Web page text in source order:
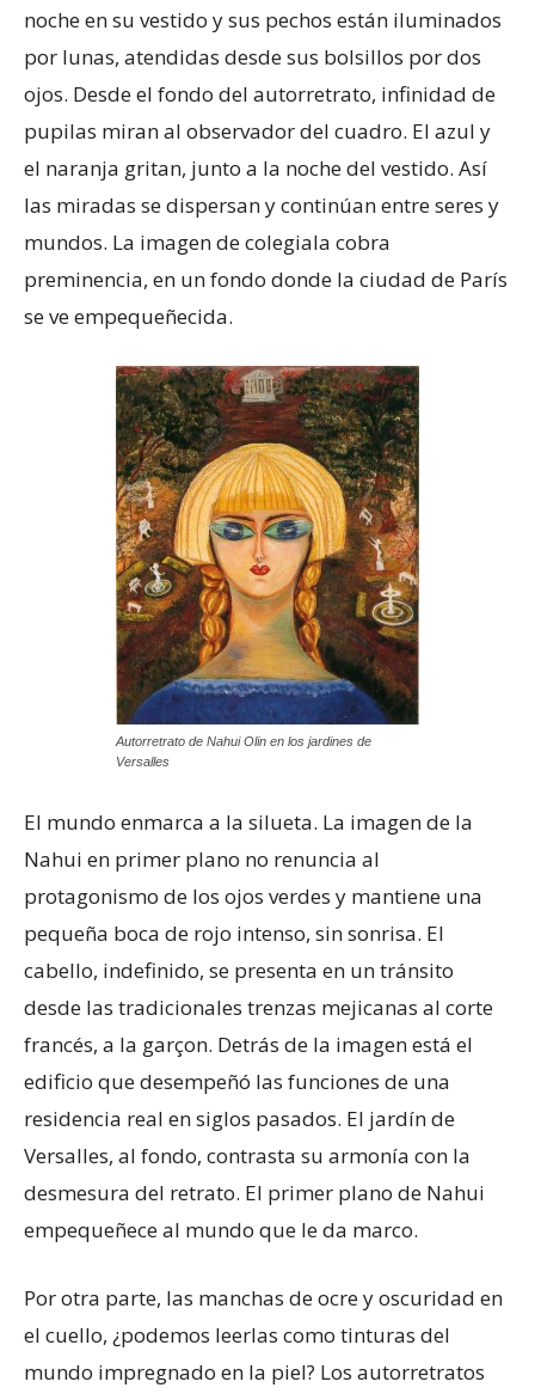
noche en su vestido y sus pechos están iluminados
por lunas, atendidas desde sus bolsillos por dos
ojos. Desde el fondo del autorretrato, infinidad de
pupilas miran al observador del cuadro. El azul y
el naranja gritan, junto a la noche del vestido. Así
las miradas se dispersan y continúan entre seres y
mundos. La imagen de colegiala cobra
preminencia, en un fondo donde la ciudad de París
se ve empequeñecida.
Autorretrato de Nahui Olin en los jardines de
Versalles
El mundo enmarca a la silueta. La imagen de la
Nahui en primer plano no renuncia al
protagonismo de los ojos verdes y mantiene una
pequeña boca de rojo intenso, sin sonrisa. El
cabello, indefinido, se presenta en un tránsito
desde las tradicionales trenzas mejicanas al corte
francés, a la garçon. Detrás de la imagen está el
edificio que desempeñó las funciones de una
residencia real en siglos pasados. El jardín de
Versalles, al fondo, contrasta su armonía con la
desmesura del retrato. El primer plano de Nahui
empequeñece al mundo que le da marco.
Por otra parte, las manchas de ocre y oscuridad en
el cuello, ¿podemos leerlas como tinturas del
mundo impregnado en la piel? Los autorretratos